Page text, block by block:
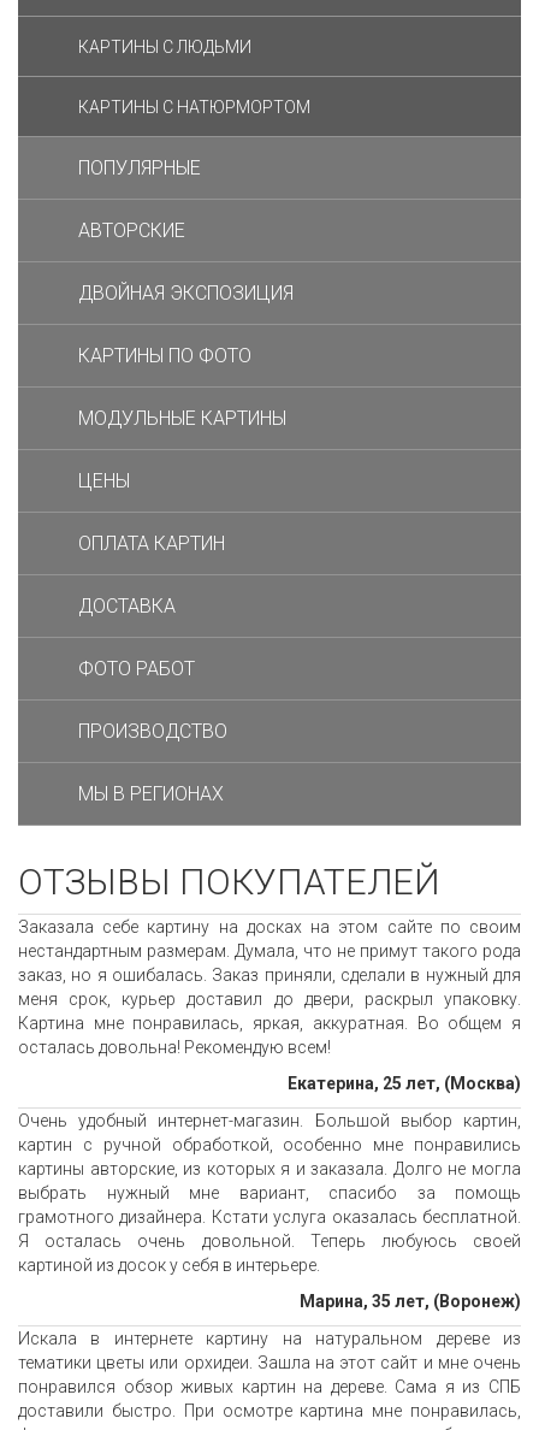
КАРТИНЫ С ЛЮДЬМИ
КАРТИНЫ С НАТЮРМОРТОМ
ПОПУЛЯРНЫЕ
АВТОРСКИЕ
ДВОЙНАЯ ЭКСПОЗИЦИЯ
КАРТИНЫ ПО ФОТО
МОДУЛЬНЫЕ КАРТИНЫ
ЦЕНЫ
ОПЛАТА КАРТИН
ДОСТАВКА
ФОТО РАБОТ
ПРОИЗВОДСТВО
МЫ В РЕГИОНАХ
ОТЗЫВЫ ПОКУПАТЕЛЕЙ
Заказала себе картину на досках на этом сайте по своим
нестандартным размерам. Думала, что не примут такого рода
заказ, но я ошибалась. Заказ приняли, сделали в нужный для
меня срок, курьер доставил до двери, раскрыл упаковку.
Картина мне понравилась, яркая, аккуратная. Во общем я
осталась довольна! Рекомендую всем!
Екатерина, 25 лет, (Москва)
Очень удобный интернет-магазин. Большой выбор картин,
картин с ручной обработкой, особенно мне понравились
картины авторские, из которых я и заказала. Долго не могла
выбрать нужный мне вариант, спасибо за помощь
грамотного дизайнера. Кстати услуга оказалась бесплатной.
Я осталась очень довольной. Теперь любуюсь своей
картиной из досок у себя в интерьере.
Марина, 35 лет, (Воронеж)
Искала в интернете картину на натуральном дереве из
тематики цветы или орхидеи. Зашла на этот сайт и мне очень
понравился обзор живых картин на дереве. Сама я из СПБ
доставили быстро. При осмотре картина мне понравилась,